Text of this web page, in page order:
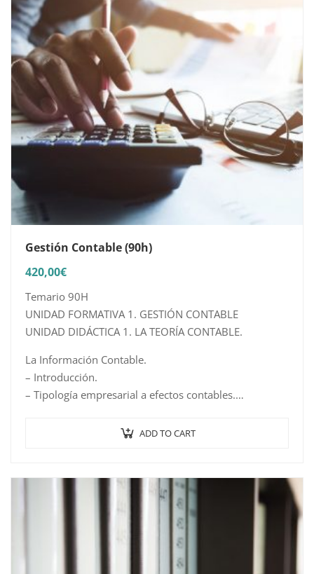
Gestión Contable (90h)
420,00€
Temario 90H
UNIDAD FORMATIVA 1. GESTIÓN CONTABLE
UNIDAD DIDÁCTICA 1. LA TEORÍA CONTABLE.
La Información Contable.
– Introducción.
– Tipología empresarial a efectos contables.
ADD TO CART